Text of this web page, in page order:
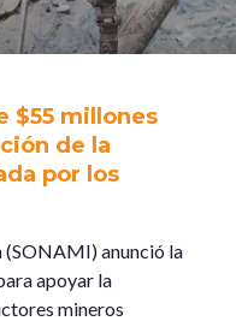
$55 millones
de la
por los
(SONAMI) anunció la
apoyar la
mineros